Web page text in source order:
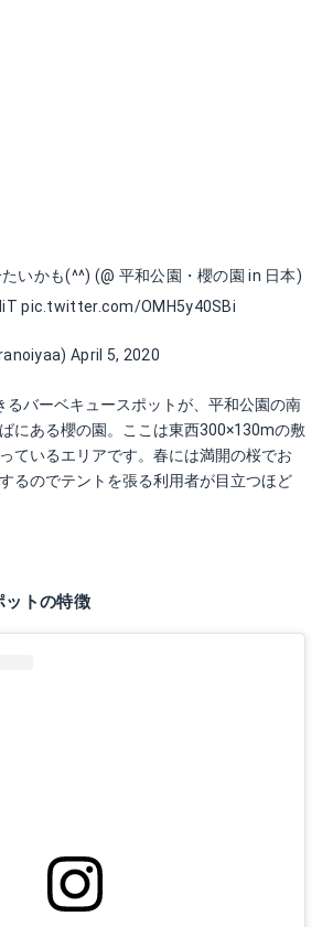
いかも(^^) (@ 平和公園・櫻の園 in 日本)
pic.twitter.com/OMH5y40SBi
April 5, 2020
るバーベキュースポットが、平和公園の南
にある櫻の園。ここは東西300×130mの敷
ているエリアです。春には満開の桜でお
るのでテントを張る利用者が目立つほど
ットの特徴